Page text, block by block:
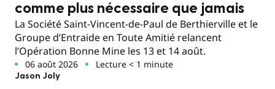
comme plus nécessaire que jamais
La Société Saint-Vincent-de-Paul de Berthierville et le
Groupe d’Entraide en Toute Amitié relancent
l’Opération Bonne Mine les 13 et 14 août.
06 août 2026 Lecture < 1 minute
Jason Joly